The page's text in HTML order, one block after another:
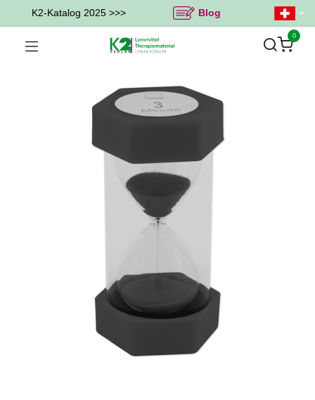
K2-Katalog 2025 >>> Blog
0